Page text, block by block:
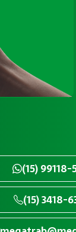
(15) 99118-
(15) 3418-